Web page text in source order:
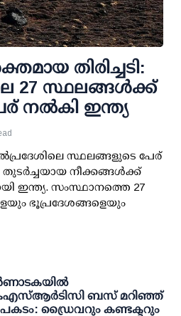
തിരിച്ചടി:
27 സ്ഥലങ്ങള്‍ക്ക്
നല്‍കി ഇന്ത്യ
സ്ഥലങ്ങളുടെ പേര്
നീക്കങ്ങള്‍ക്ക്
ഇന്ത്യ. സംസ്ഥാനത്തെ 27
ഭൂപ്രദേശങ്ങളെയും
ബസ് മറിഞ്ഞ്
ഡ്രൈവറും കണ്ടക്ടറും